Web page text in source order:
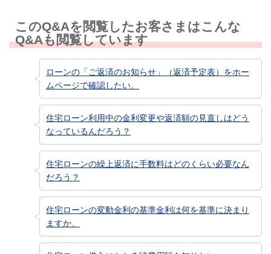
このQ&Aを閲覧したお客さまはこんな
Q&Aも閲覧しています
ローンの「ご返済のお知らせ」（返済予定表）をホー
ムページで確認したい。
住宅ローン利用中の金利変更や返済額の見直しはどう
なっているんだろう？
住宅ローンの繰上返済に手数料はどのくらい必要なん
だろう？
住宅ローンの変動金利の基準金利は何を基準に決まり
ますか。